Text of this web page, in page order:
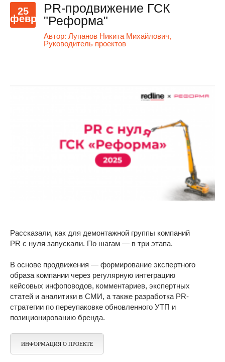
25
февр
PR-продвижение ГСК
"Реформа"
Автор: Лупанов Никита Михайлович,
Руководитель проектов
Рассказали, как для демонтажной группы компаний
PR с нуля запускали. По шагам — в три этапа.
В основе продвижения — формирование экспертного
образа компании через регулярную интеграцию
кейсовых инфоповодов, комментариев, экспертных
статей и аналитики в СМИ, а также разработка PR-
стратегии по переупаковке обновленного УТП и
позиционированию бренда.
ИНФОРМАЦИЯ О ПРОЕКТЕ